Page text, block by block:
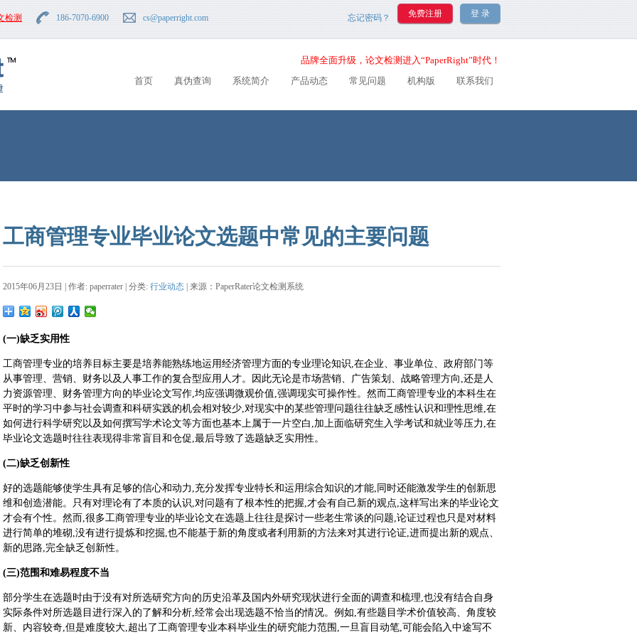
检测 186-7070-6900 cs@paperright.com 忘记密码？
品牌全面升级，论文检测进入“PaperRight”时代！
首页
真伪查询 系统简介 产品动态 常见问题 机构版 联系我们
工商管理专业毕业论文选题中常见的主要问题
2015年06月23日 | 作者: paperrater | 分类: 行业动态 | 来源：PaperRater论文检测系统
(一)缺乏实用性
工商管理专业的培养目标主要是培养能熟练地运用经济管理方面的专业理论知识,在企业、事业单位、政府部门等
从事管理、营销、财务以及人事工作的复合型应用人才。因此无论是市场营销、广告策划、战略管理方向,还是人
力资源管理、财务管理方向的毕业论文写作,均应强调微观价值,强调现实可操作性。然而工商管理专业的本科生在
平时的学习中参与社会调查和科研实践的机会相对较少,对现实中的某些管理问题往往缺乏感性认识和理性思维,在
如何进行科学研究以及如何撰写学术论文等方面也基本上属于一片空白,加上面临研究生入学考试和就业等压力,在
毕业论文选题时往往表现得非常盲目和仓促,最后导致了选题缺乏实用性。
(二)缺乏创新性
好的选题能够使学生具有足够的信心和动力,充分发挥专业特长和运用综合知识的才能,同时还能激发学生的创新思
维和创造潜能。只有对理论有了本质的认识,对问题有了根本性的把握,才会有自己新的观点,这样写出来的毕业论文
才会有个性。然而,很多工商管理专业的毕业论文在选题上往往是探讨一些老生常谈的问题,论证过程也只是对材料
进行简单的堆砌,没有进行提炼和挖掘,也不能基于新的角度或者利用新的方法来对其进行论证,进而提出新的观点、
新的思路,完全缺乏创新性。
(三)范围和难易程度不当
部分学生在选题时由于没有对所选研究方向的历史沿革及国内外研究现状进行全面的调查和梳理,也没有结合自身
实际条件对所选题目进行深入的了解和分析,经常会出现选题不恰当的情况。例如,有些题目学术价值较高、角度较
新、内容较奇,但是难度较大,超出了工商管理专业本科毕业生的研究能力范围,一旦盲目动笔,可能会陷入中途写不